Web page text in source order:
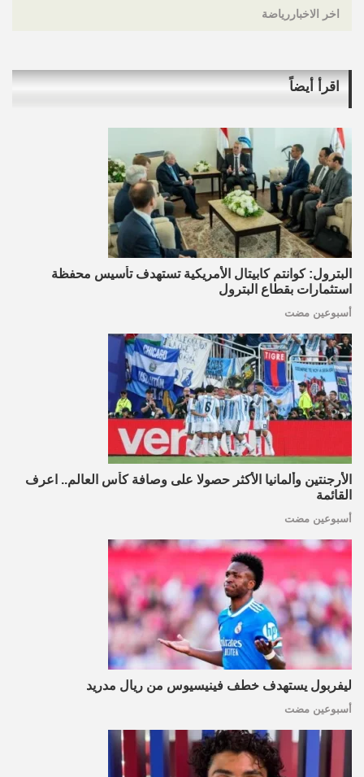
اخر الاخباررياضة
اقرأ أيضاً
البترول: كوانتم كابيتال الأمريكية تستهدف تأسيس محفظة
استثمارات بقطاع البترول
أسبوعين مضت
الأرجنتين وألمانيا الأكثر حصولا على وصافة كأس العالم.. اعرف
القائمة
أسبوعين مضت
ليفربول يستهدف خطف فينيسيوس من ريال مدريد
أسبوعين مضت